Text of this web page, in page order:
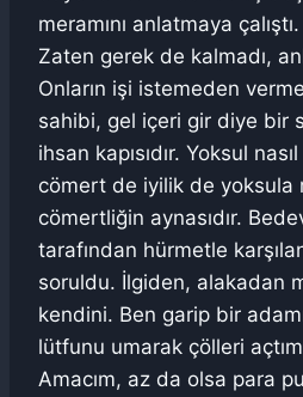
meramını anlatmaya
Zaten gerek de kalmadı,
Onların işi istemeden
sahibi, gel içeri gir diye bir
ihsan kapısıdır. Yoksul
cömert de iyilik de yoksula
cömertliğin aynasıdır.
tarafından hürmetle
soruldu. İlgiden, alakadan
kendini. Ben garip bir
lütfunu umarak çölleri
Amacım, az da olsa para